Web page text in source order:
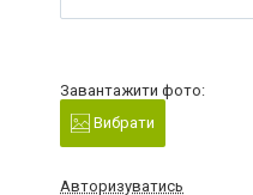
Завантажити фото:
Вибрати
Авторизуватись